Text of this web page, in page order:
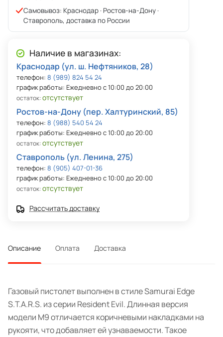
Самовывоз: Краснодар · Ростов-на-Дону ·
Ставрополь, доставка по России
Наличие в магазинах:
Краснодар (ул. ш. Нефтяников, 28)
телефон: 8 (989) 824 54 24
график работы: Ежедневно с 10:00 до 20:00
остаток:отсутствует
Ростов-на-Дону (пер. Халтуринский, 85)
телефон: 8 (988) 540 54 24
график работы: Ежедневно с 10:00 до 20:00
остаток:отсутствует
Ставрополь (ул. Ленина, 275)
телефон: 8 (905) 407-01-36
график работы: Ежедневно с 10:00 до 20:00
остаток:отсутствует
Рассчитать доставку
Описание Оплата Доставка
Газовый пистолет выполнен в стиле Samurai Edge
S.T.A.R.S. из серии Resident Evil. Длинная версия
модели M9 отличается коричневыми накладками на
рукояти, что добавляет ей узнаваемости. Такое